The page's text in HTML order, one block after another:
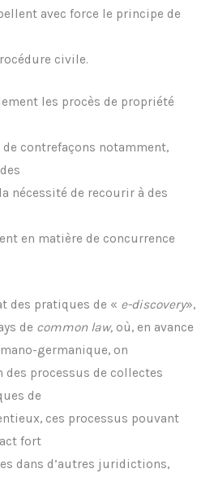
avec force le principe de
civile.
les procès de propriété
contrefaçons notamment,
nécessité de recourir à des
en matière de concurrence
des pratiques de « e-discovery»,
de common law, où, en avance
germanique, on
des processus de collectes
de
ces processus pouvant
fort
dans d’autres juridictions,